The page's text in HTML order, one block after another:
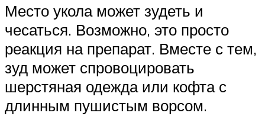
Место укола может зудеть и
чесаться. Возможно, это просто
реакция на препарат. Вместе с тем,
зуд может спровоцировать
шерстяная одежда или кофта с
длинным пушистым ворсом.